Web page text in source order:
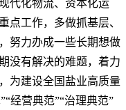
代化物流、资本化运
点工作，多做抓基层、
努力办成一些长期想做
没有解决的难题，着力
为建设全国盐业高质量
经营典范”“治理典范”